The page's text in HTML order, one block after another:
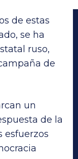
de estas
se ha
ruso,
de
un
de la
esfuerzos